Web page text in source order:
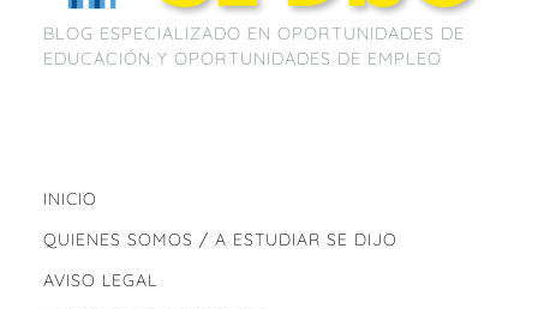
BLOG ESPECIALIZADO EN OPORTUNIDADES DE
EDUCACIÓN Y OPORTUNIDADES DE EMPLEO
INICIO
QUIENES SOMOS / A ESTUDIAR SE DIJO
AVISO LEGAL